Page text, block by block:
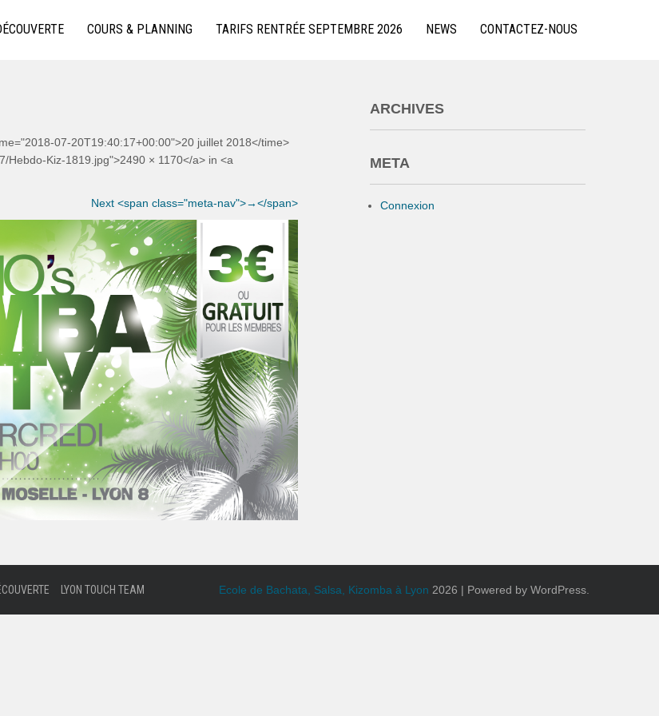
À LYONCOURS & PLANNING TARIFS RENTRÉE SEPTEMBRE 2026 NEWS CONTACTEZ-NOUS
07-20T19:40:17+00:00">20 juillet 2018</time>
Kiz-1819.jpg">2490 × 1170</a> in <a
Next <span class="meta-nav">→</span>
ARCHIVES
META
Connexion
LYON TOUCH TEAM Ecole de Bachata, Salsa, Kizomba à Lyon 2026 | Powered by WordPress.